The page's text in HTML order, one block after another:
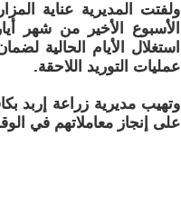
​ولفتت المديرية عناية
الأسبوع الأخير من شهر
استغلال الأيام الحالية
عمليات التوريد اللاحقة.
​وتهيب مديرية زراعة إربد
على إنجاز معاملاتهم في